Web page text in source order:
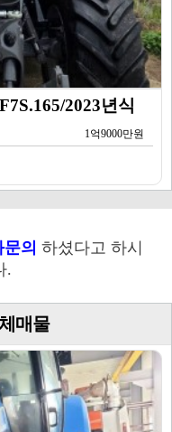
2023년식
1억9000만원
의 하셨다고 하시
.
매물